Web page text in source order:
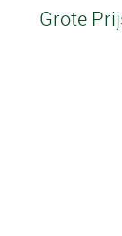
Grote